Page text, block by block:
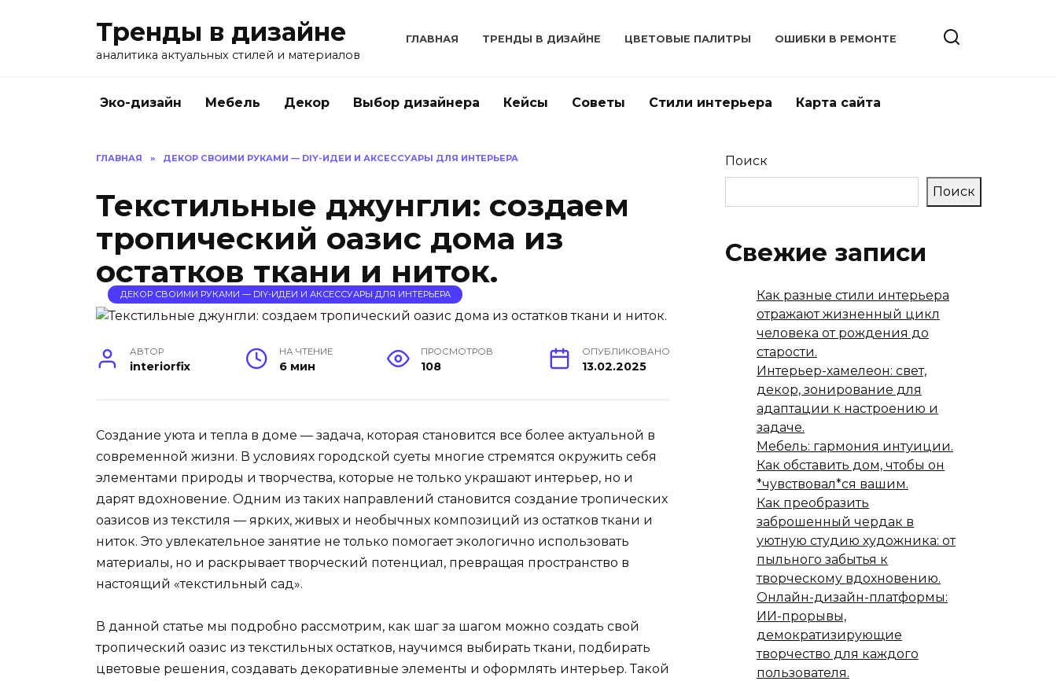
Тренды в дизайне
аналитика актуальных стилей и материалов
ГЛАВНАЯ ТРЕНДЫ В ДИЗАЙНЕ ЦВЕТОВЫЕ ПАЛИТРЫ ОШИБКИ В РЕМОНТЕ
Эко-дизайн Мебель Декор Выбор дизайнера Кейсы Советы Стили интерьера Карта сайта
ГЛАВНАЯ » ДЕКОР СВОИМИ РУКАМИ — DIY-ИДЕИ И АКСЕССУАРЫ ДЛЯ ИНТЕРЬЕРА
Текстильные джунгли: создаем
тропический оазис дома из
остатков ткани и ниток.
ДЕКОР СВОИМИ РУКАМИ — DIY-ИДЕИ И АКСЕССУАРЫ ДЛЯ ИНТЕРЬЕРА
АВТОР
interiorfix
НА ЧТЕНИЕ
6 мин
ПРОСМОТРОВ
108
ОПУБЛИКОВАНО
13.02.2025
Создание уюта и тепла в доме — задача, которая становится все более актуальной в
современной жизни. В условиях городской суеты многие стремятся окружить себя
элементами природы и творчества, которые не только украшают интерьер, но и
дарят вдохновение. Одним из таких направлений становится создание тропических
оазисов из текстиля — ярких, живых и необычных композиций из остатков ткани и
ниток. Это увлекательное занятие не только помогает экологично использовать
материалы, но и раскрывает творческий потенциал, превращая пространство в
настоящий «текстильный сад».
В данной статье мы подробно рассмотрим, как шаг за шагом можно создать свой
тропический оазис из текстильных остатков, научимся выбирать ткани, подбирать
цветовые решения, создавать декоративные элементы и оформлять интерьер. Такой
Поиск
Поиск
Свежие записи
Как разные стили интерьера
отражают жизненный цикл
человека от рождения до
старости.
Интерьер-хамелеон: свет,
декор, зонирование для
адаптации к настроению и
задаче.
Мебель: гармония интуиции.
Как обставить дом, чтобы он
*чувствовал*ся вашим.
Как преобразить
заброшенный чердак в
уютную студию художника: от
пыльного забытья к
творческому вдохновению.
Онлайн-дизайн-платформы:
ИИ-прорывы,
демократизирующие
творчество для каждого
пользователя.